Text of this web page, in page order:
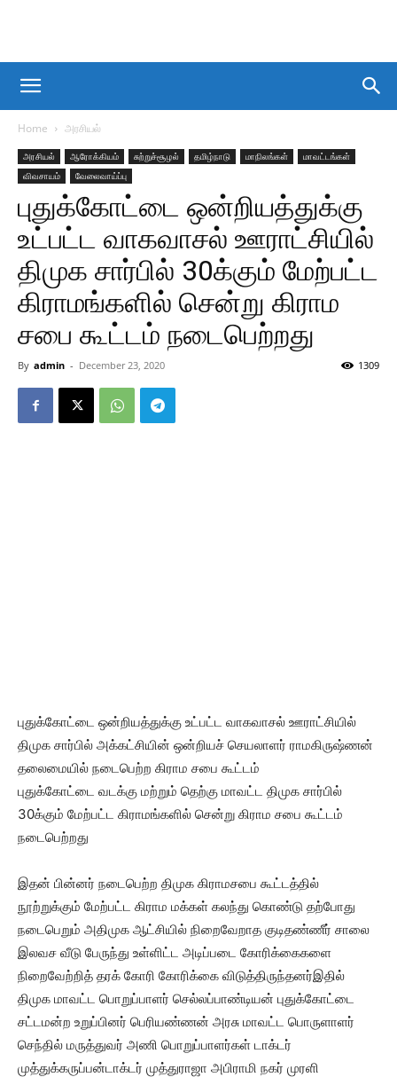
Home அரசியல்
அரசியல் ஆரோக்கியம் சுற்றுச்சூழல் தமிழ்நாடு மாநிலங்கள்
மாவட்டங்கள்
விவசாயம்
வேலைவாய்ப்பு
புதுக்கோட்டை ஒன்றியத்துக்கு
உட்பட்ட வாகவாசல் ஊராட்சியில்
திமுக சார்பில் 30க்கும் மேற்பட்ட
கிராமங்களில் சென்று கிராம
சபை கூட்டம் நடைபெற்றது
By admin - December 23, 2020 1309
புதுக்கோட்டை ஒன்றியத்துக்கு உட்பட்ட வாகவாசல் ஊராட்சியில்
திமுக சார்பில் அக்கட்சியின் ஒன்றியச் செயலாளர் ராமகிருஷ்ணன்
தலைமையில் நடைபெற்ற கிராம சபை கூட்டம்
புதுக்கோட்டை வடக்கு மற்றும் தெற்கு மாவட்ட திமுக சார்பில்
30க்கும் மேற்பட்ட கிராமங்களில் சென்று கிராம சபை கூட்டம்
நடைபெற்றது
இதன் பின்னர் நடைபெற்ற திமுக கிராமசபை கூட்டத்தில்
நூற்றுக்கும் மேற்பட்ட கிராம மக்கள் கலந்து கொண்டு தற்போது
நடைபெறும் அதிமுக ஆட்சியில் நிறைவேறாத குடிதண்ணீர் சாலை
இலவச வீடு பேருந்து உள்ளிட்ட அடிப்படை கோரிக்கைகளை
நிறைவேற்றித் தரக் கோரி கோரிக்கை விடுத்திருந்தனர்இதில்
திமுக மாவட்ட பொறுப்பாளர் செல்லப்பாண்டியன் புதுக்கோட்டை
சட்டமன்ற உறுப்பினர் பெரியண்ணன் அரசு மாவட்ட பொருளாளர்
செந்தில் மருத்துவர் அணி பொறுப்பாளர்கள் டாக்டர்
முத்துக்கருப்பன்டாக்டர் முத்துராஜா அபிராமி நகர் முரளி